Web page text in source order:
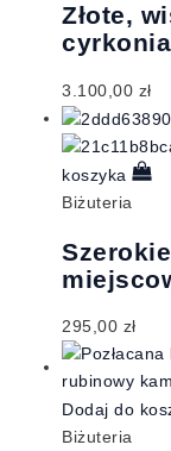
Złote,
3.100,00 zł
koszyka
Biżuteria
295,00 zł
Dodaj do
Biżuteria